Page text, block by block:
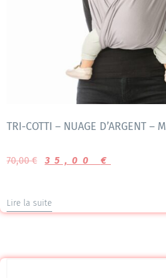
TRI-COTTI – NUAGE D’ARGENT – M
70,00€ 35,00 €
Lire la suite